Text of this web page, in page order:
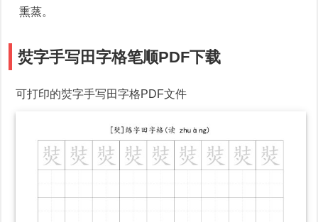
熏蒸。
焋字手写田字格笔顺PDF下载
可打印的焋字手写田字格PDF文件